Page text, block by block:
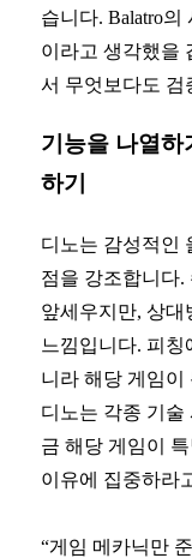
습니다. Balatro
이라고 생각했을
서 무엇보다도 검
기능을 나열하
하기
디노는 감성적인
점을 강조합니다.
앞세우지만, 상대
느낌입니다. 피
니라 해당 게임이
디노는 각종 기술
금 해당 게임이
이유에 집중하라
“게임 메카닉만